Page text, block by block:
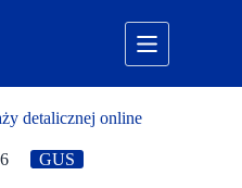
detalicznej online
GUS